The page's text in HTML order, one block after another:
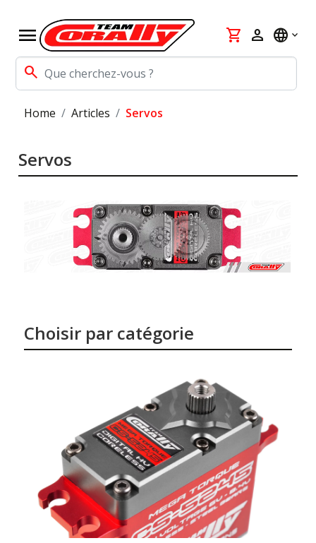
menu
search
shopping_cart person language
Home Articles Servos
Servos
Choisir par catégorie